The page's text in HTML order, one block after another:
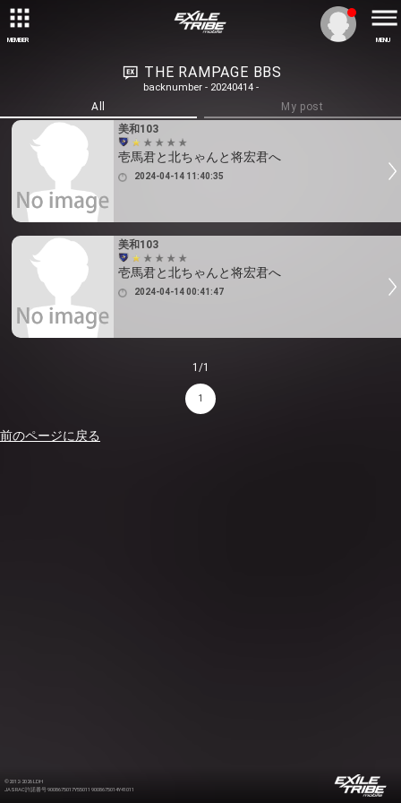
MEMBER MENU
THE RAMPAGE BBS
backnumber - 20240414 -
All
My post
美和103
壱馬君と北ちゃんと将宏君へ
2024-04-14 11:40:35
美和103
壱馬君と北ちゃんと将宏君へ
2024-04-14 00:41:47
1/1
1
前のページに戻る
©2012-2026 LDH
JASRAC許諾番号 9008675017Y55011 9008675014Y41011